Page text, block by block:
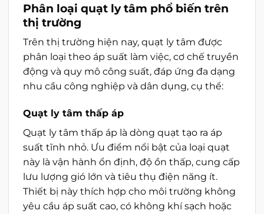
Phân loại quạt ly tâm phổ biến trên
thị trường
Trên thị trường hiện nay, quạt ly tâm được
phân loại theo áp suất làm việc, cơ chế truyền
động và quy mô công suất, đáp ứng đa dạng
nhu cầu công nghiệp và dân dụng, cụ thể:
Quạt ly tâm thấp áp
Quạt ly tâm thấp áp là dòng quạt tạo ra áp
suất tĩnh nhỏ. Ưu điểm nổi bật của loại quạt
này là vận hành ổn định, độ ồn thấp, cung cấp
lưu lượng gió lớn và tiêu thụ điện năng ít.
Thiết bị này thích hợp cho môi trường không
yêu cầu áp suất cao, có không khí sạch hoặc